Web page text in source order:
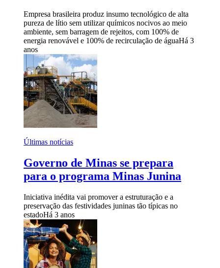
Empresa brasileira produz insumo tecnológico de alta
pureza de lítio sem utilizar químicos nocivos ao meio
ambiente, sem barragem de rejeitos, com 100% de
energia renovável e 100% de recirculação de águaHá 3
anos
Últimas notícias
Governo de Minas se prepara
para o programa Minas Junina
Iniciativa inédita vai promover a estruturação e a
preservação das festividades juninas tão típicas no
estadoHá 3 anos